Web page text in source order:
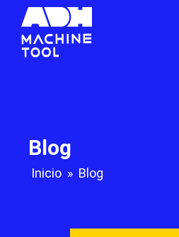
Blog
Inicio » Blog